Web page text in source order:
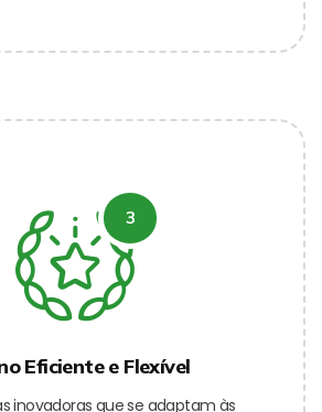
3
Eficiente e Flexível
inovadoras que se adaptam às